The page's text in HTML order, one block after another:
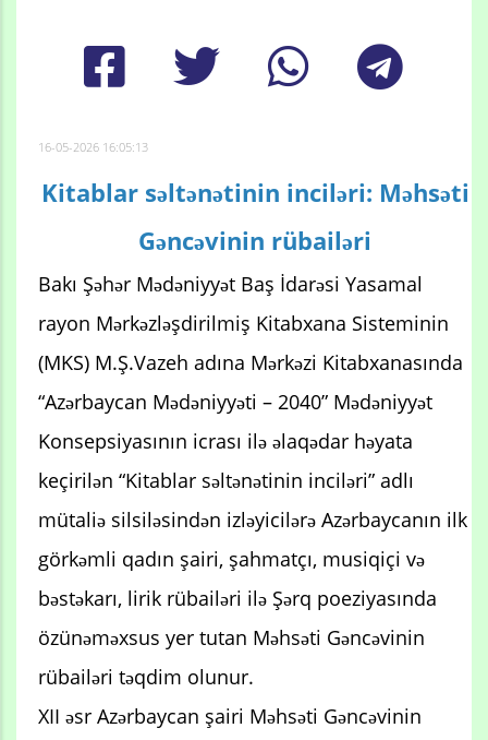
16-05-2026 16:05:13
Kitablar səltənətinin inciləri: Məhsəti
Gəncəvinin rübailəri
Bakı Şəhər Mədəniyyət Baş İdarəsi Yasamal
rayon Mərkəzləşdirilmiş Kitabxana Sisteminin
(MKS) M.Ş.Vazeh adına Mərkəzi Kitabxanasında
“Azərbaycan Mədəniyyəti – 2040” Mədəniyyət
Konsepsiyasının icrası ilə əlaqədar həyata
keçirilən “Kitablar səltənətinin inciləri” adlı
mütaliə silsiləsindən izləyicilərə Azərbaycanın ilk
görkəmli qadın şairi, şahmatçı, musiqiçi və
bəstəkarı, lirik rübailəri ilə Şərq poeziyasında
özünəməxsus yer tutan Məhsəti Gəncəvinin
rübailəri təqdim olunur.
XII əsr Azərbaycan şairi Məhsəti Gəncəvinin